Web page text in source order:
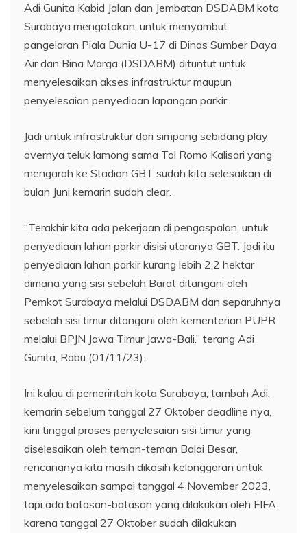
Adi Gunita Kabid Jalan dan Jembatan DSDABM kota
Surabaya mengatakan, untuk menyambut
pangelaran Piala Dunia U-17 di Dinas Sumber Daya
Air dan Bina Marga (DSDABM) dituntut untuk
menyelesaikan akses infrastruktur maupun
penyelesaian penyediaan lapangan parkir.
Jadi untuk infrastruktur dari simpang sebidang play
overnya teluk lamong sama Tol Romo Kalisari yang
mengarah ke Stadion GBT sudah kita selesaikan di
bulan Juni kemarin sudah clear.
“Terakhir kita ada pekerjaan di pengaspalan, untuk
penyediaan lahan parkir disisi utaranya GBT. Jadi itu
penyediaan lahan parkir kurang lebih 2,2 hektar
dimana yang sisi sebelah Barat ditangani oleh
Pemkot Surabaya melalui DSDABM dan separuhnya
sebelah sisi timur ditangani oleh kementerian PUPR
melalui BPJN Jawa Timur Jawa-Bali.” terang Adi
Gunita, Rabu (01/11/23).
Ini kalau di pemerintah kota Surabaya, tambah Adi,
kemarin sebelum tanggal 27 Oktober deadline nya,
kini tinggal proses penyelesaian sisi timur yang
diselesaikan oleh teman-teman Balai Besar,
rencananya kita masih dikasih kelonggaran untuk
menyelesaikan sampai tanggal 4 November 2023,
tapi ada batasan-batasan yang dilakukan oleh FIFA
karena tanggal 27 Oktober sudah dilakukan